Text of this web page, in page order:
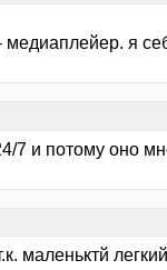
я
7 и потому оно
маленьктй